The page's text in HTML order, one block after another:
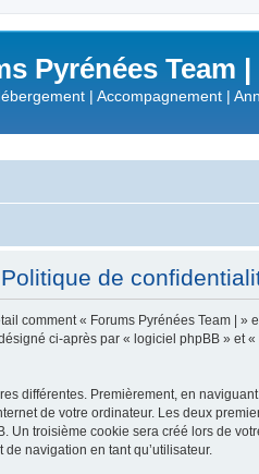
Pyrénées Team |
| Accompagnement |
de
comment « Forums Pyrénées Team |
ci-après par « logiciel phpBB »
différentes. Premièrement, en
de votre ordinateur. Les deux
Un troisième cookie sera créé lors de
navigation en tant qu’utilisateur.